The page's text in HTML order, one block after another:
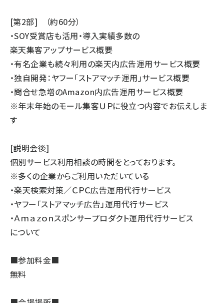
[第2部] （約60分）
・SOY受賞店も活用・導入実績多数の
楽天集客アップサービス概要
・有名企業も続々利用の楽天内広告運用サービス概要
・独自開発：ヤフー「ストアマッチ運用」サービス概要
・問合せ急増のAmazon内広告運用サービス概要
※年末年始のモール集客ＵＰに役立つ内容でお伝えしま
す
[説明会後]
個別サービス利用相談の時間をとっております。
※多くの企業からご利用いただいている
・楽天検索対策／ＣＰＣ広告運用代行サービス
・ヤフー「ストアマッチ広告」運用代行サービス
・Ａｍａｚｏｎスポンサープロダクト運用代行サービス
について
■参加料金■
無料